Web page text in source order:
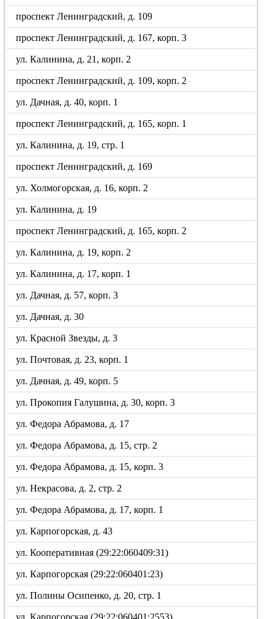
проспект Ленинградский, д. 109
проспект Ленинградский, д. 167, корп. 3
ул. Калинина, д. 21, корп. 2
проспект Ленинградский, д. 109, корп. 2
ул. Дачная, д. 40, корп. 1
проспект Ленинградский, д. 165, корп. 1
ул. Калинина, д. 19, стр. 1
проспект Ленинградский, д. 169
ул. Холмогорская, д. 16, корп. 2
ул. Калинина, д. 19
проспект Ленинградский, д. 165, корп. 2
ул. Калинина, д. 19, корп. 2
ул. Калинина, д. 17, корп. 1
ул. Дачная, д. 57, корп. 3
ул. Дачная, д. 30
ул. Красной Звезды, д. 3
ул. Почтовая, д. 23, корп. 1
ул. Дачная, д. 49, корп. 5
ул. Прокопия Галушина, д. 30, корп. 3
ул. Федора Абрамова, д. 17
ул. Федора Абрамова, д. 15, стр. 2
ул. Федора Абрамова, д. 15, корп. 3
ул. Некрасова, д. 2, стр. 2
ул. Федора Абрамова, д. 17, корп. 1
ул. Карпогорская, д. 43
ул. Кооперативная (29:22:060409:31)
ул. Карпогорская (29:22:060401:23)
ул. Полины Осипенко, д. 20, стр. 1
ул. Карпогорская (29:22:060401:2553)